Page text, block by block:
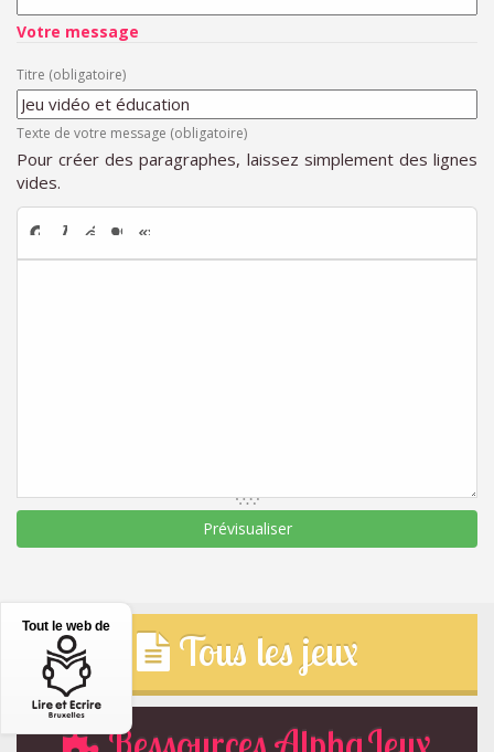
Votre message
Titre (obligatoire)
Texte de votre message (obligatoire)
Pour créer des paragraphes, laissez simplement des lignes
vides.
Tous les jeux
Tout le web de